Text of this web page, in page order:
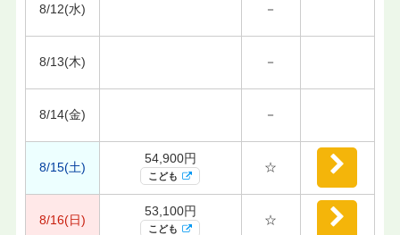
8/12(水) －
8/13(木) －
8/14(金) －
8/15(土)
54,900円
こども
☆
8/16(日)
53,100円
こども
☆